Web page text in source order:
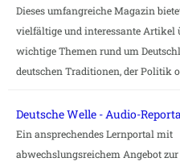
Dieses umfangreiche Magazin
vielfältige und interessante Artikel
wichtige Themen rund um
deutschen Traditionen, der Politik
Deutsche Welle - Audio-
Ein ansprechendes Lernportal mit
abwechslungsreichem Angebot zur